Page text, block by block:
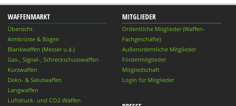
WAFFENMARKT
Übersicht
Armbrüste & Bögen
Blankwaffen (Messer u.ä.)
Gas-, Signal-, Schreckschusswaffen
Kurzwaffen
Deko- & Salutwaffen
Langwaffen
Luftdruck- und CO2-Waffen
MITGLIEDER
Ordentliche Mitglieder (Waffen-
Fachgeschäfte)
Außerordentliche Mitglieder
Fördermitglieder
Mitgliedschaft
Login für Mitglieder